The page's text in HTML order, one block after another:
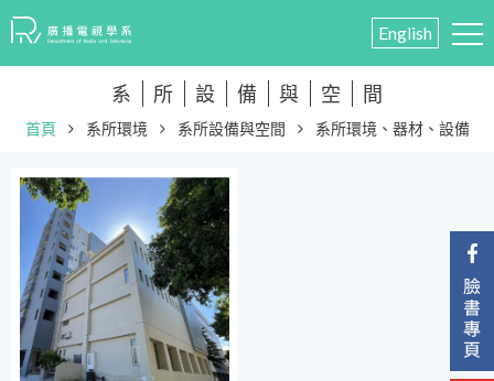
English
系 所 設 備 與 空 間
首頁 系所環境 系所設備與空間 系所環境、器材、設備